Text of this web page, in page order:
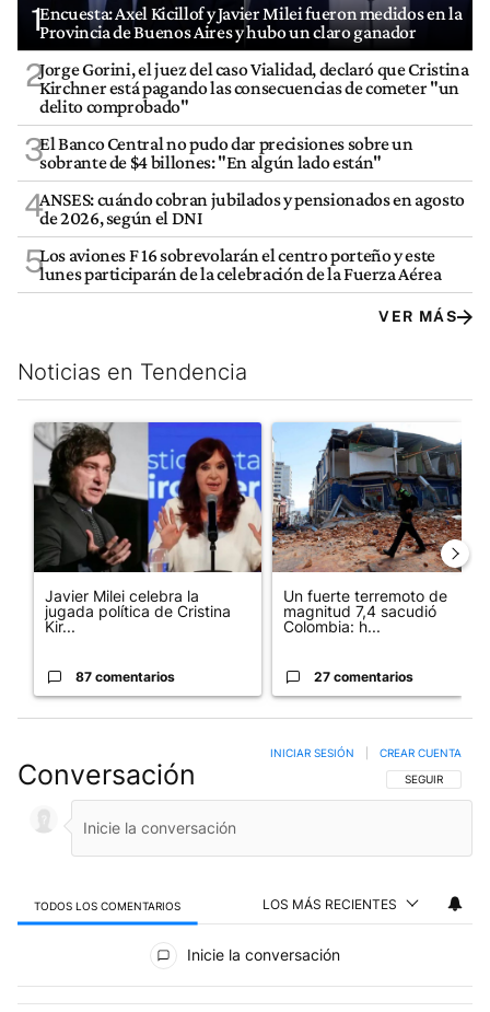
1Encuesta: Axel Kicillof y Javier Milei fueron medidos en la
Provincia de Buenos Aires y hubo un claro ganador
2Jorge Gorini, el juez del caso Vialidad, declaró que Cristina
Kirchner está pagando las consecuencias de cometer "un
delito comprobado"
3El Banco Central no pudo dar precisiones sobre un
sobrante de $4 billones: "En algún lado están"
4ANSES: cuándo cobran jubilados y pensionados en agosto
de 2026, según el DNI
5Los aviones F 16 sobrevolarán el centro porteño y este
lunes participarán de la celebración de la Fuerza Aérea
VER MÁS
Noticias en Tendencia
Este listado muestra los artículos con más comentarios en los
Un artículo de tendencia con el título "Javier Milei celebra la
Javier Milei celebra la
jugada política de Cristina
Kir...
87 comentarios
Un artículo de tendencia con
Un fuerte terremoto de
magnitud 7,4 sacudió
Colombia: h...
27 comentarios
Conversación SIGA ESTA
SEGUIR
INICIAR SESIÓN CREAR CUENTA
TODOS LOS COMENTARIOS LOS MÁS RECIENTES
Inicie la conversación